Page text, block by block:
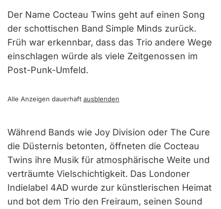
Der Name Cocteau Twins geht auf einen Song
der schottischen Band Simple Minds zurück.
Früh war erkennbar, dass das Trio andere Wege
einschlagen würde als viele Zeitgenossen im
Post-Punk-Umfeld.
Alle Anzeigen dauerhaft ausblenden
Während Bands wie Joy Division oder The Cure
die Düsternis betonten, öffneten die Cocteau
Twins ihre Musik für atmosphärische Weite und
verträumte Vielschichtigkeit. Das Londoner
Indielabel 4AD wurde zur künstlerischen Heimat
und bot dem Trio den Freiraum, seinen Sound